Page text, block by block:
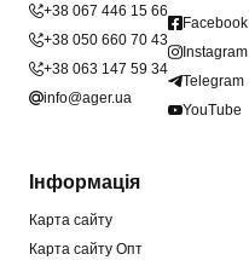
+38 067 446 15 66
+38 050 660 70 43
+38 063 147 59 34
info@ager.ua
Facebook
Instagram
Telegram
YouTube
Інформація
Карта сайту
Карта сайту Опт